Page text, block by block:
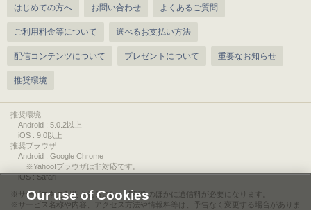
はじめての方へ お問い合わせ よくあるご質問
ご利用料金等について 選べるお支払い方法
配信コンテンツについて プレゼントについて 重要なお知らせ
推奨環境
推奨環境
Android : 5.0.2以上
iOS : 9.0以上
推奨ブラウザ
Android : Google Chrome
※Yahoo!ブラウザは非対応です。
iOS : Safari
サービスをご利用されるには、情報料のほかに通信料が必要になります。
サービス名称や内容、アクセス方法や情報料等は、予告なく変更する場合がありま
Our use of Cookies